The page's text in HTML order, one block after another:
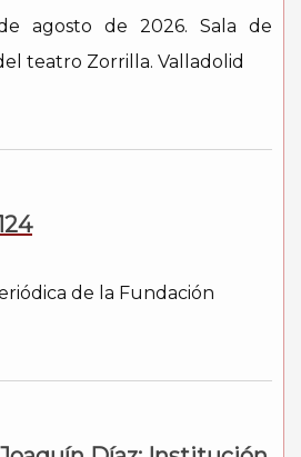
agosto de 2026. Sala de
teatro Zorrilla. Valladolid
de la Fundación